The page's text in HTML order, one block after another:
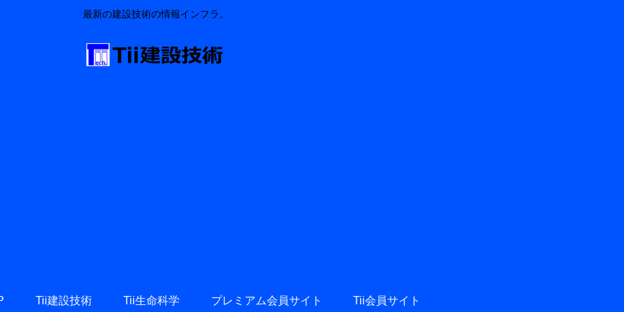
最新の建設技術の情報インフラ。
Tii建設技術 Tii生命科学 プレミアム会員サイト Tii会員サイト